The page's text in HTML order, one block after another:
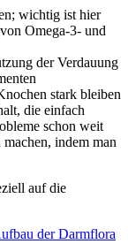
wichtig ist hier
Omega-3- und
der Verdauung
stark bleiben
die einfach
schon weit
indem man
auf die
der Darmflora